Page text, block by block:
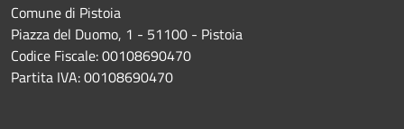
Comune di Pistoia
Piazza del Duomo, 1 - 51100 - Pistoia
Codice Fiscale: 00108690470
Partita IVA: 00108690470